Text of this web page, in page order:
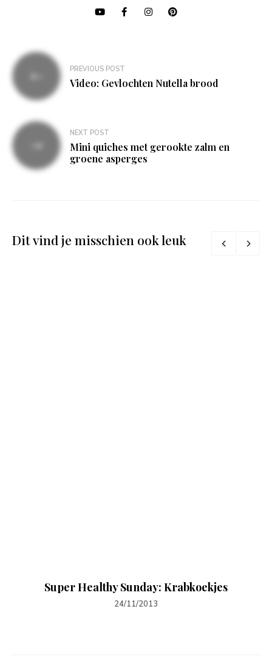
Bericht
navigatie
PREVIOUS POST
Video: Gevlochten Nutella brood
NEXT POST
Mini quiches met gerookte zalm en
groene asperges
Dit vind je misschien ook leuk
Super Healthy Sunday: Krabkoekjes
24/11/2013